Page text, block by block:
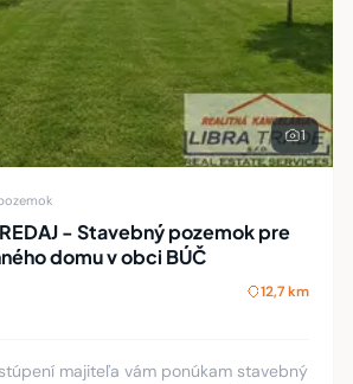
1
- Stavebný pozemok pre
domu v obci BÚČ
12,7 km
majiteľa vám ponúkam stavebný